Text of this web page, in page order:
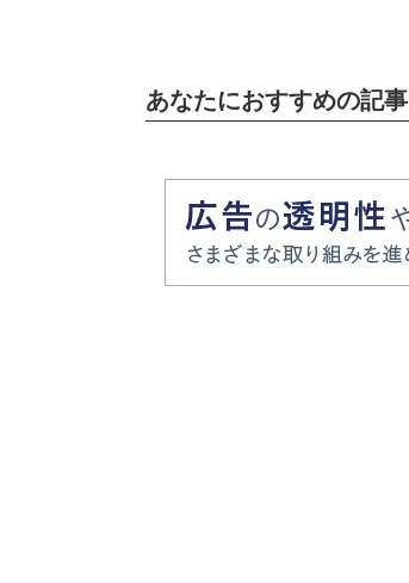
あなたにおすすめの記事